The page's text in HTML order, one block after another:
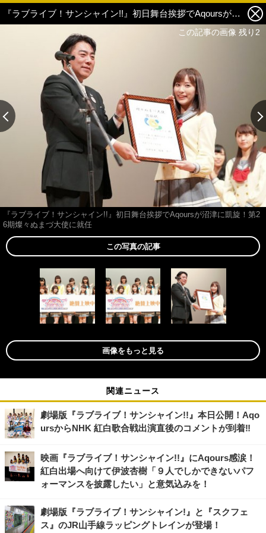
『ラブライブ！サンシャイン!!』初日舞台挨拶でAqoursが沼津に凱旋！第26期燦々ぬまづ大使に就任 3枚目の写真・画像
『ラブライブ！サンシャイン!!』初日舞台挨拶でAqoursが沼津に凱旋！第2
6期燦々ぬまづ大使に就任
この記事の画像 残り2
この写真の記事
画像をもっと見る
関連ニュース
劇場版『ラブライブ！サンシャイン!!』本日公開！Aqo
ursからNHK 紅白歌合戦出演直後のコメントが到着‼
映画『ラブライブ！サンシャイン!!』にAqours感涙！
紅白出場へ向けて伊波杏樹「９人でしかできないパフ
ォーマンスを披露したい」と意気込みを！
劇場版『ラブライブ！サンシャイン!』と『スクフェ
ス』のJR山手線ラッピングトレインが登場！
この記事の画像 残り2